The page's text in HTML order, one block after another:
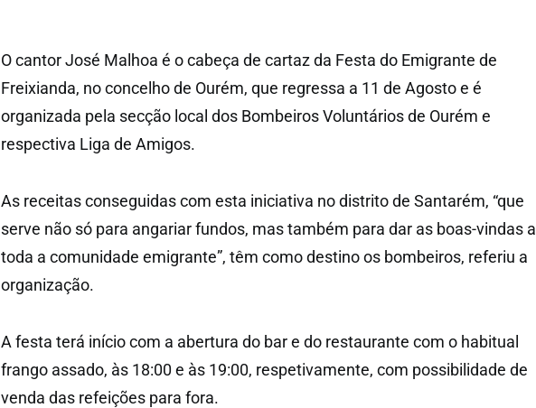
O cantor José Malhoa é o cabeça de cartaz da Festa do Emigrante de
Freixianda, no concelho de Ourém, que regressa a 11 de Agosto e é
organizada pela secção local dos Bombeiros Voluntários de Ourém e
respectiva Liga de Amigos.
As receitas conseguidas com esta iniciativa no distrito de Santarém, “que
serve não só para angariar fundos, mas também para dar as boas-vindas a
toda a comunidade emigrante”, têm como destino os bombeiros, referiu a
organização.
A festa terá início com a abertura do bar e do restaurante com o habitual
frango assado, às 18:00 e às 19:00, respetivamente, com possibilidade de
venda das refeições para fora.